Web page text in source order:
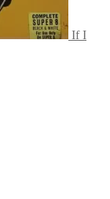
If I